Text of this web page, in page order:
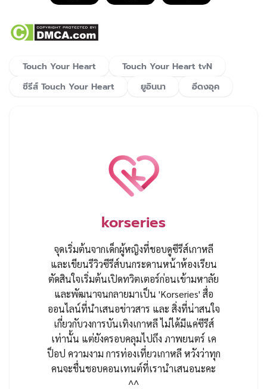
Touch Your Heart
Touch Your Heart tvN
ซีรีส์ Touch Your Heart
ยูอินนา อีดงอุค
korseries
จุดเริ่มต้นจากเด็กผู้หญิงที่ชอบดูซีรีส์เกาหลี
และเขียนรีวิวซีรีส์บนกระดานหน้าห้องเรียน
ตัดสินใจเริ่มต้นเปิดทวิตเตอร์ก่อนเข้ามหาลัย
และพัฒนาจนกลายมาเป็น 'Korseries' สื่อ
ออนไลน์ที่นำเสนอข่าวสาร และ สิ่งที่น่าสนใจ
เกี่ยวกับวงการบันเทิงเกาหลี ไม่ได้มีแค่ซีรีส์
เท่านั้น แต่ยังครอบคลุมไปถึง ภาพยนตร์ เค
ป็อป ความงาม การท่องเที่ยวเกาหลี หวังว่าทุก
คนจะชื่นชอบคอนเทนต์ที่เรานำเสนอนะคะ
^^